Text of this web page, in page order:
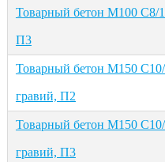
Товарный бетон М100 С8/
П3
Товарный бетон М150
гравий, П2
Товарный бетон М150
гравий, П3